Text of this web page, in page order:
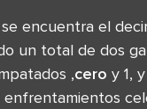
encuentra el
un total de dos
,cero y 1,